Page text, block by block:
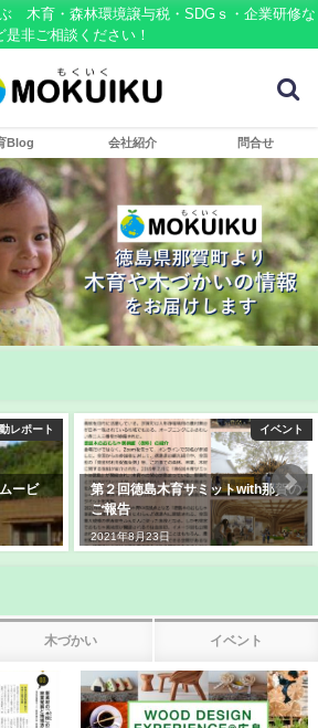
木育・森林環境譲与税・SDGｓ・企業研修な
是非ご相談ください！
Blog 会社紹介 問合せ
レポート
ービ
イベント
第２回徳島木育サミットwith那賀の
ご報告
2021年8月23日
木づかい イベント